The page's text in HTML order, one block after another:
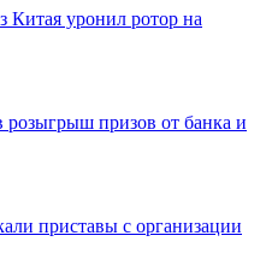
Китая уронил ротор на
призов от банка и
приставы с организации